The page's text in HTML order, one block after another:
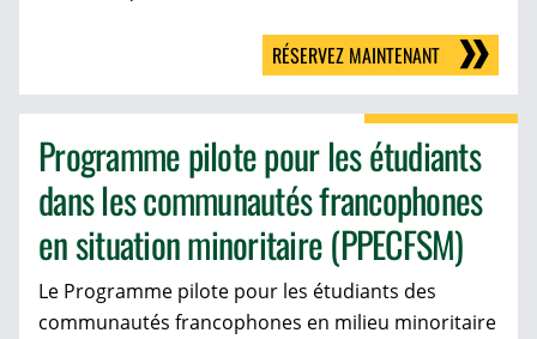
RÉSERVEZ MAINTENANT
Programme pilote pour les étudiants
dans les communautés francophones
en situation minoritaire (PPECFSM)
Le Programme pilote pour les étudiants des
communautés francophones en milieu minoritaire